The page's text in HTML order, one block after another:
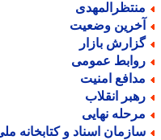
وضعیت
بازار
عمومی
امنیت
انقلاب
نهایی
اسناد و کتابخانه ملی